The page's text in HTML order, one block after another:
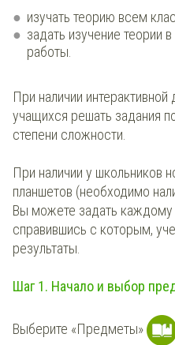
изучать теорию всем
задать изучение теории
работы.
При наличии
учащихся решать задания
степени сложности.
При наличии у школьников
планшетов (необходимо
Вы можете задать каждому
справившись с которым,
результаты.
Шаг 1. Начало и выбор
Выберите «Предметы»